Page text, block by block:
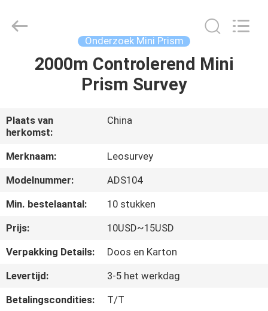
HUIS
ONGEVEER
ONS
FABRIEKSREIS
KWALITEITSCONTROLE
CONTACTEER
ONS
Co.,Ltd.
Onderzoek Mini Prism
2000m Controlerend Mini
Prism Survey
Plaats van
herkomst:
China
Merknaam:
Leosurvey
Modelnummer:
ADS104
Min. bestelaantal:
10 stukken
Prijs:
10USD~15USD
Verpakking Details:
Doos en Karton
Levertijd:
3-5 het werkdag
Betalingscondities:
T/T